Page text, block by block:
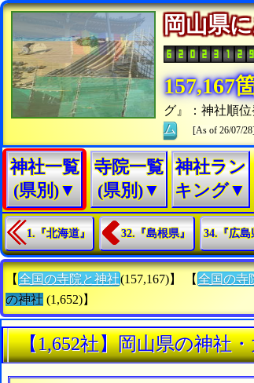
岡山県
157,167
グ』：神社順
ム
[As of 26/07/28]
神社一覧
(県別)▼
寺院一覧
(県別)▼
神社ラン
キング▼
1.『北海道』 32.『島根県』 34.『広島
【 全国の寺院と神社(157,167)】 【 全国の寺
の神社 (1,652)】
【1,652社】岡山県の神社